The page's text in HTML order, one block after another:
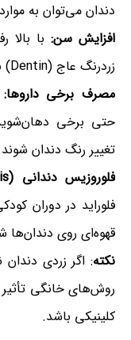
دندان می‌توان به
افزایش سن:با بالا
زردرنگ عاج (Dentin) بیشتر نمایان می‌شود.
مصرف برخی داروها:
حتی برخی
تغییر رنگ دندان
فلوروزیس دندانی (Dental Fluorosis):
فلوراید در دوران
قهوه‌ای روی دندان‌ها
نکته: اگر زردی
روش‌های خانگی
کلینیکی باشد.